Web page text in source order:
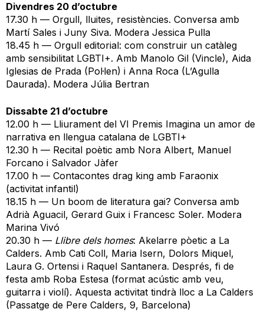
Divendres 20 d’octubre
17.30 h — Orgull, lluites, resistències. Conversa amb
Martí Sales i Juny Siva. Modera Jessica Pulla
18.45 h — Orgull editorial: com construir un catàleg
amb sensibilitat LGBTI+. Amb Manolo Gil (Vincle), Aida
Iglesias de Prada (Pol·len) i Anna Roca (L’Agulla
Daurada). Modera Júlia Bertran
Dissabte 21 d’octubre
12.00 h — Lliurament del VI Premis Imagina un amor de
narrativa en llengua catalana de LGBTI+
12.30 h — Recital poètic amb Nora Albert, Manuel
Forcano i Salvador Jàfer
17.00 h — Contacontes drag king amb Faraonix
(activitat infantil)
18.15 h — Un boom de literatura gai? Conversa amb
Adrià Aguacil, Gerard Guix i Francesc Soler. Modera
Marina Vivó
20.30 h — Llibre dels homes: Akelarre pòetic a La
Calders. Amb Cati Coll, Maria Isern, Dolors Miquel,
Laura G. Ortensi i Raquel Santanera. Després, fi de
festa amb Roba Estesa (format acústic amb veu,
guitarra i violí). Aquesta activitat tindrà lloc a La Calders
(Passatge de Pere Calders, 9, Barcelona)